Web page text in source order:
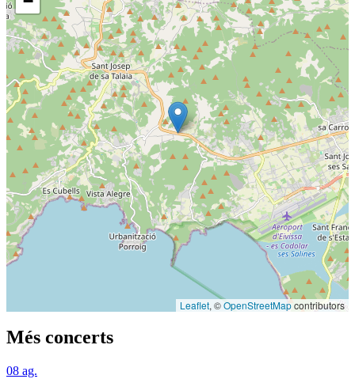
Leaflet, ©OpenStreetMapcontributors
Més concerts
08 ag.